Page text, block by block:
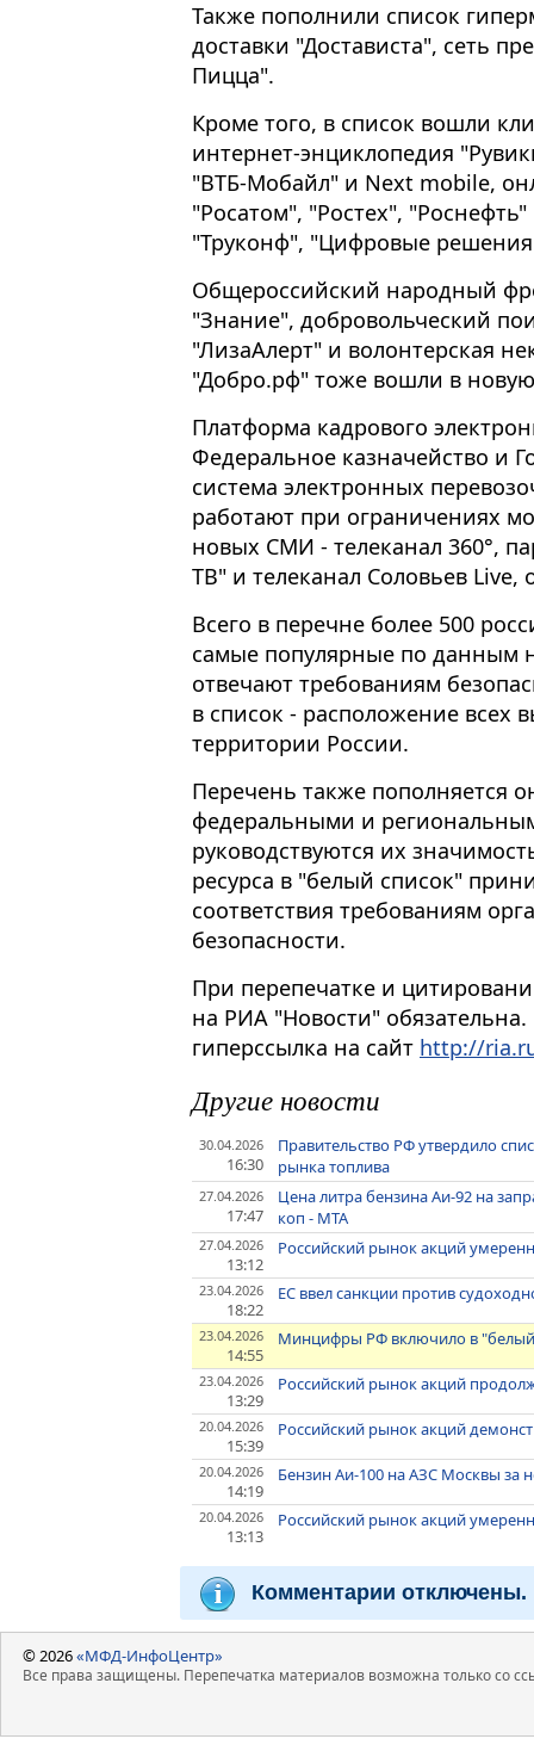
Также пополнили список
доставки "Достависта", сеть
Пицца".
Кроме того, в список вошли
интернет-энциклопедия
"ВТБ-Мобайл" и Next mobile,
"Росатом", "Ростех",
"Труконф", "Цифровые
Общероссийский народный
"Знание", добровольческий
"ЛизаАлерт" и волонтерская
"Дoбpo.pф" тоже вошли в
Платформа кадрового
Федеральное казначейство и
система электронных
работают при ограничениях
новых СМИ - телеканал 360°,
ТВ" и телеканал Соловьев
Всего в перечне более 500
самые популярные по данным
отвечают требованиям
в список - расположение
территории России.
Перечень также пополняется
федеральными и
руководствуются их
ресурса в "белый список"
соответствия требованиям
безопасности.
При перепечатке и
на РИА "Новости"
гиперссылка на сайт http://
Другие новости
30.04.2026
16:30
Правительство РФ утвердило
рынка топлива
27.04.2026
17:47
Цена литра бензина Аи-92 на
коп - МТА
27.04.2026
13:12
Российский рынок акций
23.04.2026
18:22
ЕС ввел санкции против
23.04.2026
14:55
Минцифры РФ включило в
23.04.2026
13:29
Российский рынок акций
20.04.2026
15:39
Российский рынок акций
20.04.2026
14:19
Бензин Аи-100 на АЗС Москвы за
20.04.2026
13:13
Российский рынок акций
Комментарии отключены.
© 2026«МФД-ИнфоЦентр»
Все права защищены. Перепечатка материалов возможна только со